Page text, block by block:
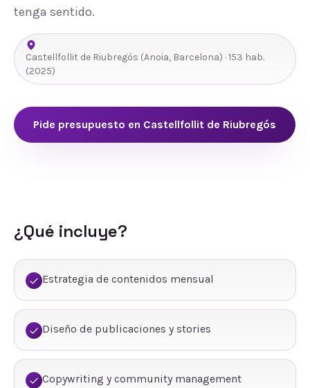
tenga sentido.
Castellfollit de Riubregós (Anoia, Barcelona) ·153 hab.
(2025)
Pide presupuesto en Castellfollit de Riubregós
¿Qué incluye?
Estrategia de contenidos mensual
Diseño de publicaciones y stories
Copywriting y community management